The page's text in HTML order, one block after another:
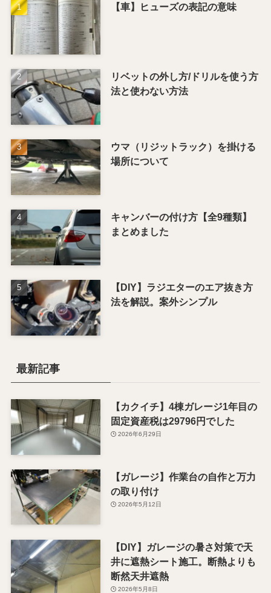
【車】ヒューズの表記の意味
リベットの外し方/ドリルを使う方
法と使わない方法
ウマ（リジットラック）を掛ける
場所について
キャンバーの付け方【全9種類】
まとめました
【DIY】ラジエターのエア抜き方
法を解説。案外シンプル
最新記事
【カクイチ】4棟ガレージ1年目の
固定資産税は29796円でした
2026年6月29日
【ガレージ】作業台の自作と万力
の取り付け
2026年5月12日
【DIY】ガレージの暑さ対策で天
井に遮熱シート施工。断熱よりも
断然天井遮熱
2026年5月8日